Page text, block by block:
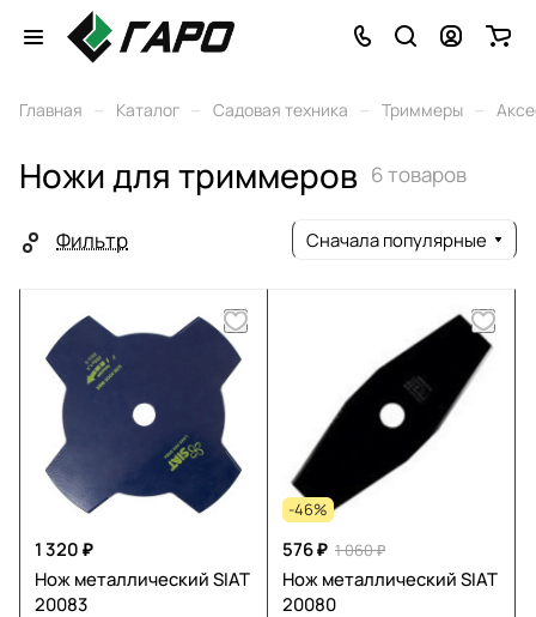
Главная – Каталог – Садовая техника – Триммеры –
Ножи для триммеров 6 товаров
Фильтр Сначала популярные
1 320 ₽
Нож металлический SIAT
20083
-46%
576 ₽ 1 060 ₽
Нож металлический SIAT
20080